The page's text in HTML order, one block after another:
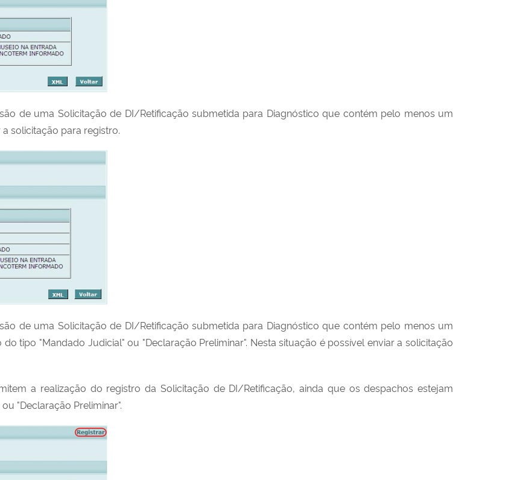
de uma Solicitação de DI/Retificação submetida para Diagnóstico que contém pelo menos um
solicitação para registro.
de uma Solicitação de DI/Retificação submetida para Diagnóstico que contém pelo menos um
tipo "Mandado Judicial" ou "Declaração Preliminar". Nesta situação é possível enviar a solicitação
a realização do registro da Solicitação de DI/Retificação, ainda que os despachos estejam
"Declaração Preliminar".